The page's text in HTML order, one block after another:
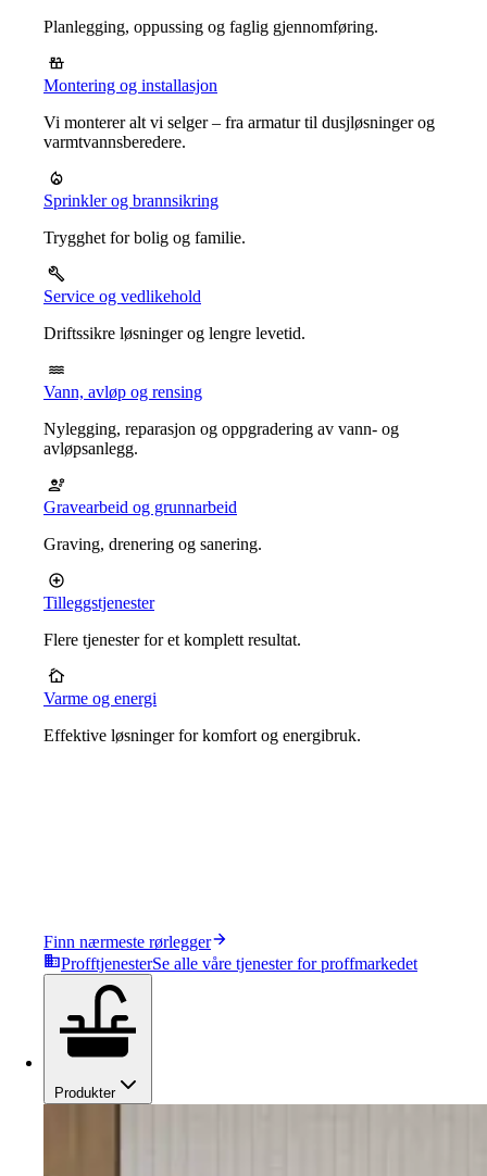
Planlegging, oppussing og faglig gjennomføring.
Montering og installasjon
Vi monterer alt vi selger – fra armatur til dusjløsninger og
varmtvannsberedere.
Sprinkler og brannsikring
Trygghet for bolig og familie.
Service og vedlikehold
Driftssikre løsninger og lengre levetid.
Vann, avløp og rensing
Nylegging, reparasjon og oppgradering av vann- og
avløpsanlegg.
Gravearbeid og grunnarbeid
Graving, drenering og sanering.
Tilleggstjenester
Flere tjenester for et komplett resultat.
Varme og energi
Effektive løsninger for komfort og energibruk.
Finn nærmeste rørlegger
ProfftjenesterSe alle våre tjenester for proffmarkedet
Produkter